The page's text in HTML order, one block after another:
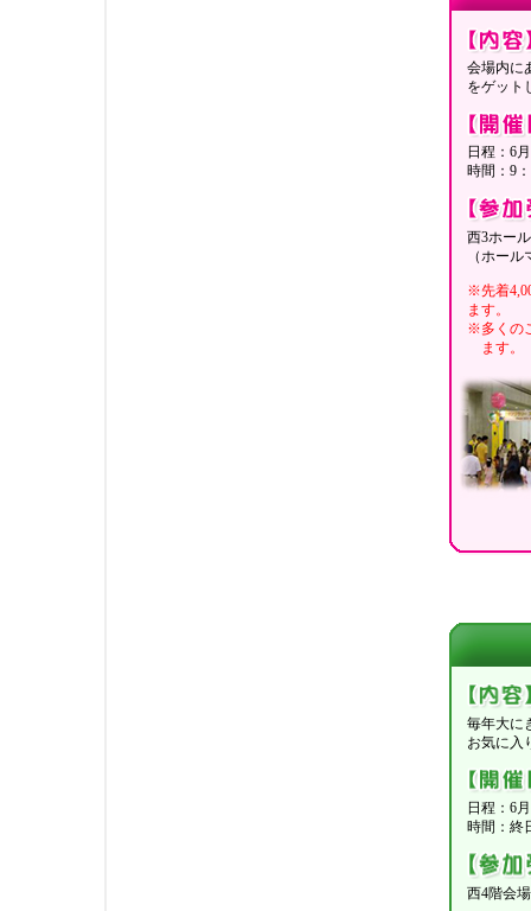
会場内に
をゲット
日程：6
時間：9
西3ホー
（ホー
※先着
ます。
※多くの
ます。
毎年大に
お気に入
日程：6
時間：終
西4階会